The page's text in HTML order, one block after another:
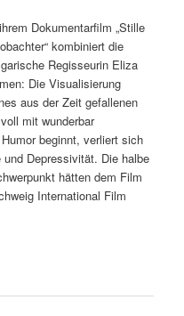
Dokumentarfilm „Stille
kombiniert die
Regisseurin Eliza
Die Visualisierung
aus der Zeit gefallenen
mit wunderbar
beginnt, verliert sich
Depressivität. Die halbe
hätten dem Film
International Film